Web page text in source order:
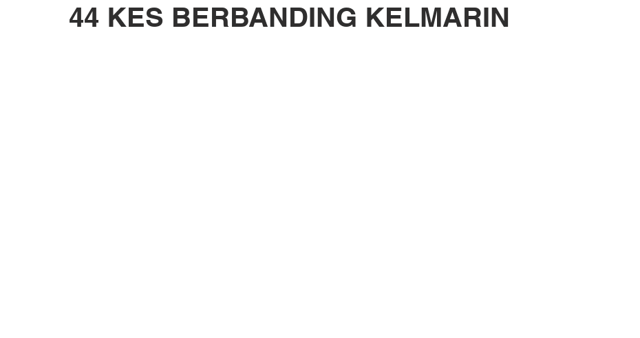
44 KES BERBANDING KELMARIN